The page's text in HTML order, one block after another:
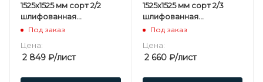
1525х1525 мм сорт 2/2
шлифованная
березовая
Под заказ
Цена:
2 849 ₽/лист
1525х1525 мм сорт 2/3
шлифованная
березовая
Под заказ
Цена:
2 660₽/лист